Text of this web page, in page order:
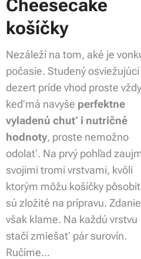
Cheesecake
košíčky
Nezáleží na tom, aké je
počasie. Studený osviežujúci
dezert príde vhod proste
keď má navyše perfektne
vyladenú chuť i nutričné
hodnoty, proste nemožno
odolať. Na prvý pohľad
svojimi tromi vrstvami, kvôli
ktorým môžu košíčky
sú zložité na prípravu. Zdanie
však klame. Na každú vrstvu
stačí zmiešať pár surovín.
Ručíme...